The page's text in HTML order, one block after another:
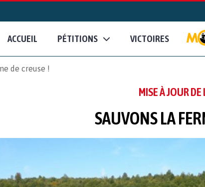
ACCUEIL PÉTITIONS VICTOIRES
de creuse !
MISE À JOUR
SAUVONS LA